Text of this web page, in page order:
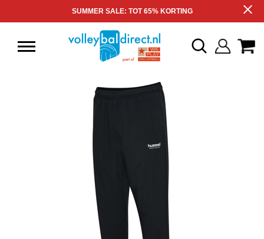
SUMMER SALE: TOT 65% KORTING